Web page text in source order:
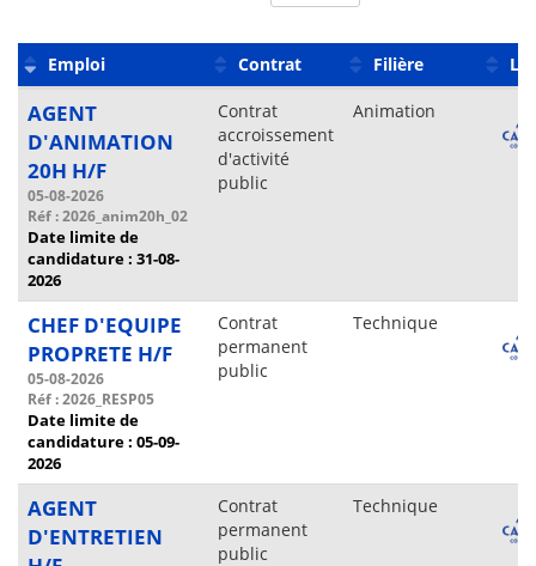
Emploi Contrat Filière
AGENT
D'ANIMATION
20H H/F
05-08-2026
Réf : 2026_anim20h_02
Date limite de
candidature : 31-08-
2026
Contrat
accroissement
d'activité
public
Animation
CHEF D'EQUIPE
PROPRETE H/F
05-08-2026
Réf : 2026_RESP05
Date limite de
candidature : 05-09-
2026
Contrat
permanent
public
Technique
AGENT
D'ENTRETIEN
Contrat
permanent
public
Technique